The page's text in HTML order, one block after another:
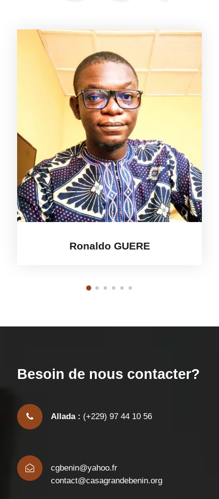
Ronaldo GUERE
Besoin de nous contacter?
Allada : (+229) 97 44 10 56
cgbenin@yahoo.fr
contact@casagrandebenin.org